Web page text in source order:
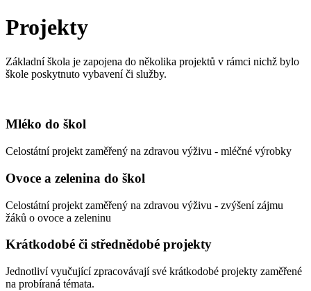
Projekty
Základní škola je zapojena do několika projektů v rámci nichž bylo
škole poskytnuto vybavení či služby.
Mléko do škol
Celostátní projekt zaměřený na zdravou výživu - mléčné výrobky
Ovoce a zelenina do škol
Celostátní projekt zaměřený na zdravou výživu - zvýšení zájmu
žáků o ovoce a zeleninu
Krátkodobé či střednědobé projekty
Jednotliví vyučující zpracovávají své krátkodobé projekty zaměřené
na probíraná témata.